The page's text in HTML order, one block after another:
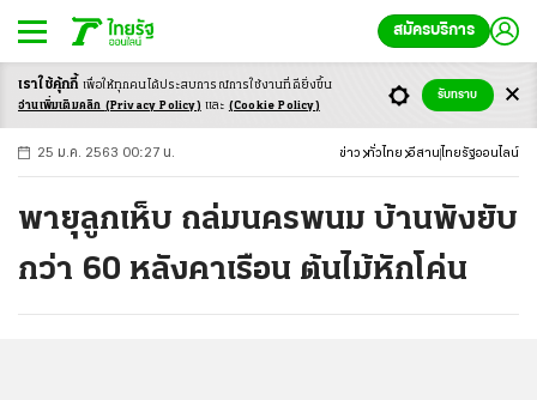
สมัครบริการ
-ก ก ก+
25 ม.ค. 2563 00:27 น. ข่าว ทั่วไทย อีสาน ไทยรัฐออนไลน์
พายุลูกเห็บ ถล่มนครพนม บ้านพังยับ
กว่า 60 หลังคาเรือน ต้นไม้หักโค่น
เราใช้คุ้กกี้ เพื่อให้ทุกคนได้ประสบการณ์การใช้งานที่ดียิ่งขึ้น
อ่านเพิ่มเติมคลิก (Privacy Policy) และ (Cookie Policy)
รับทราบ